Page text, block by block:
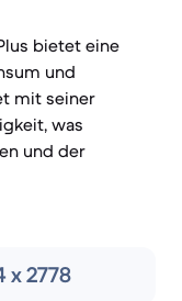
bietet eine
und
mit seiner
was
und der
x 2778